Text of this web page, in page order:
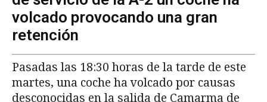
volcado provocando una gran
retención
Pasadas las 18:30 horas de la tarde de este
martes, una coche ha volcado por causas
desconocidas en la salida de Camarma de